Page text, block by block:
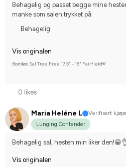
Behagelig og passet begge mine
manke som salen trykket på.
Behagelig
Vis originalen
Bomløs Sal Tree Free 17,5" - 18" Fairfield®
0 likes
Maria Heléne L
Verifisert
Lunging Contender
Behagelig sal, hesten min liker
Vis originalen